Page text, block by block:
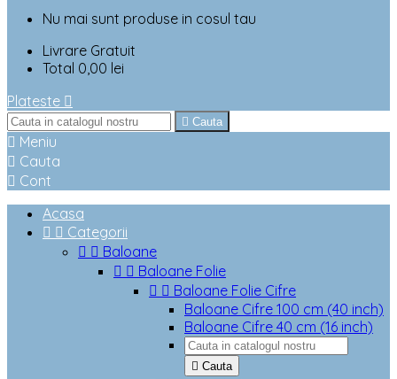
Nu mai sunt produse in cosul tau
Livrare Gratuit
Total 0,00 lei
Plateste 
 Cauta
 Meniu
 Cauta
 Cont
Acasa
  Categorii
  Baloane
  Baloane Folie
  Baloane Folie Cifre
Baloane Cifre 100 cm (40 inch)
Baloane Cifre 40 cm (16 inch)
 Cauta